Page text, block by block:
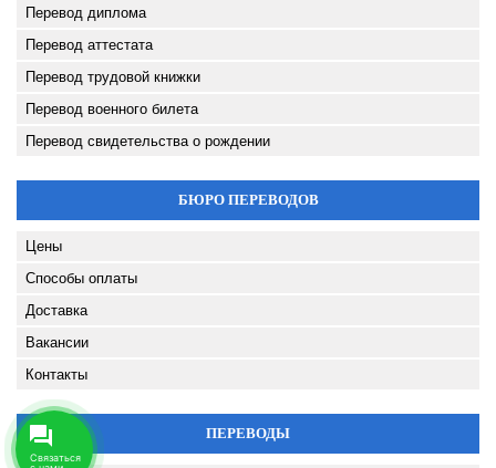
Перевод диплома
Перевод аттестата
Перевод трудовой книжки
Перевод военного билета
Перевод свидетельства о рождении
БЮРО ПЕРЕВОДОВ
Цены
Способы оплаты
Доставка
Вакансии
Контакты
ПЕРЕВОДЫ